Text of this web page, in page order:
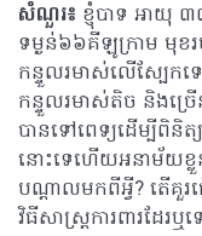
សំណួរ៖ ខ្ញុំបាទ អាយុ
ទម្ងន់៦៦គីឡូក្រាម មុខ
កន្ទួលរមាស់លើស្បែកទ
កន្ទួលរមាស់តិច និងច្រ
បានទៅពេទ្យដើម្បីពិនិ
នោះទេហើយអនាម័យខ្លួ
បណ្តាលមកពីអ្វី? តើគួរ
វិធីសាស្រ្តការពារដែរឬទ